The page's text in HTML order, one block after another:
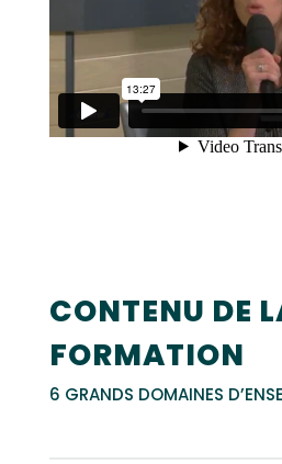
CONTENU DE
FORMATION
6 GRANDS DOMAINES